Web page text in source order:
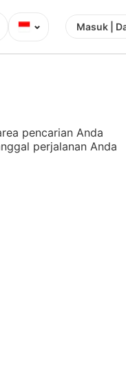
⌄ Masuk |
pencarian Anda
perjalanan Anda